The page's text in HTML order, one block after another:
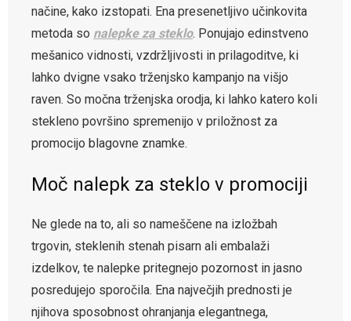
načine, kako izstopati. Ena presenetljivo učinkovita
metoda so nalepke za steklo. Ponujajo edinstveno
mešanico vidnosti, vzdržljivosti in prilagoditve, ki
lahko dvigne vsako trženjsko kampanjo na višjo
raven. So močna trženjska orodja, ki lahko katero koli
stekleno površino spremenijo v priložnost za
promocijo blagovne znamke.
Moč nalepk za steklo v promociji
Ne glede na to, ali so nameščene na izložbah
trgovin, steklenih stenah pisarn ali embalaži
izdelkov, te nalepke pritegnejo pozornost in jasno
posredujejo sporočila. Ena največjih prednosti je
njihova sposobnost ohranjanja elegantnega,